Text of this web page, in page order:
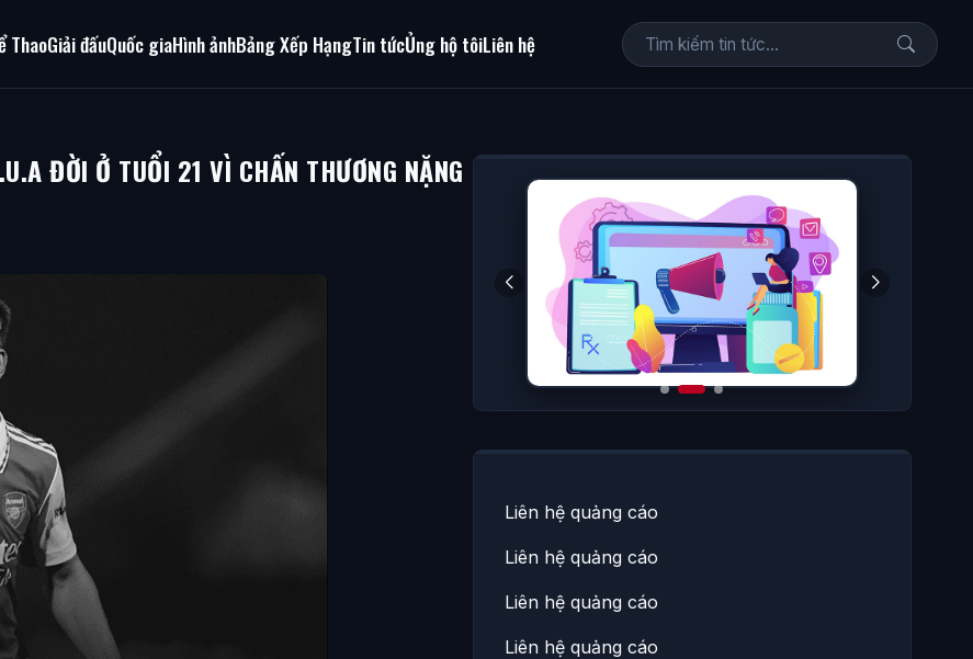
ThaoGiải đấuQuốc giaHình ảnhBảng Xếp HạngTin tứcỦng hộ tôiLiên hệ
ĐỜI Ở TUỔI 21 VÌ CHẤN THƯƠNG NẶNG
Liên hệ quảng cáo
Liên hệ quảng cáo
Liên hệ quảng cáo
Liên hệ quảng cáo